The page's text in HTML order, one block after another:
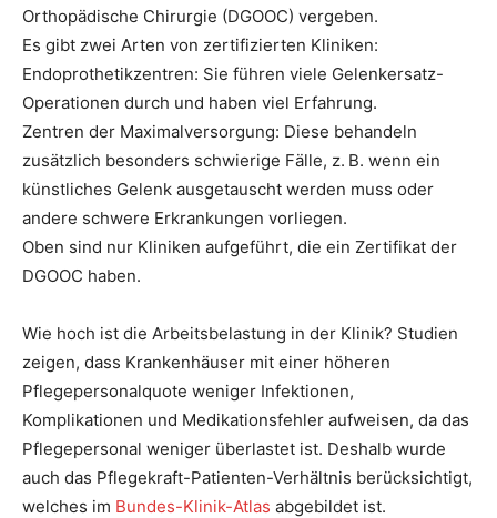
Orthopädische Chirurgie (DGOOC) vergeben.
Es gibt zwei Arten von zertifizierten Kliniken:
Endoprothetikzentren: Sie führen viele Gelenkersatz-
Operationen durch und haben viel Erfahrung.
Zentren der Maximalversorgung: Diese behandeln
zusätzlich besonders schwierige Fälle, z. B. wenn ein
künstliches Gelenk ausgetauscht werden muss oder
andere schwere Erkrankungen vorliegen.
Oben sind nur Kliniken aufgeführt, die ein Zertifikat der
DGOOC haben.
Wie hoch ist die Arbeitsbelastung in der Klinik? Studien
zeigen, dass Krankenhäuser mit einer höheren
Pflegepersonalquote weniger Infektionen,
Komplikationen und Medikationsfehler aufweisen, da das
Pflegepersonal weniger überlastet ist. Deshalb wurde
auch das Pflegekraft-Patienten-Verhältnis berücksichtigt,
welches im Bundes-Klinik-Atlas abgebildet ist.